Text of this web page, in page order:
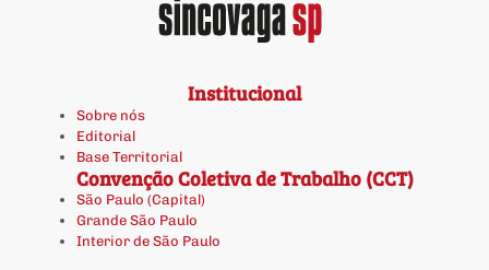
Institucional
Sobre nós
Editorial
Base Territorial
Convenção Coletiva de Trabalho (CCT)
São Paulo (Capital)
Grande São Paulo
Interior de São Paulo